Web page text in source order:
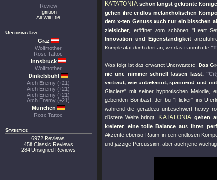
Review
Ignition
All Will Die
Upcoming Live
Graz
Wolfmother
Rose Tattoo
Innsbruck
Wolfmother
Dinkelsbühl
Arch Enemy (+21)
Arch Enemy (+21)
Arch Enemy (+21)
Arch Enemy (+21)
München
Rose Tattoo
Statistics
6972 Reviews
458 Classic Reviews
284 Unsigned Reviews
KATATONIA schon längst gekrönte
gehen ihre endlos melancholischen
dem x-ten Genuss auch nur ein bisschen
zielsicher , eröffnet vom schönen "Heart
Innovation und Eigenständigkeit
Komplexität doch dort an, wo das traumhafte
Was folgt ist das erwartet Unerwartete. Das
nie und nimmer schnell fassen lässt.
vertraut, wie unbekannt, spannend und
Glaciers" mit seiner hypnotischen Melodie,
gebenden Bombast, der bei"Flicker" ins
während die geradezu unbeschwert heavy
düstere Weite bringt.
KATATONIA gehen
kreieren eine tolle Balance aus ihren
Akzente ebenso Raum in den endlosen
und jazzige Percussion, aber auch jene